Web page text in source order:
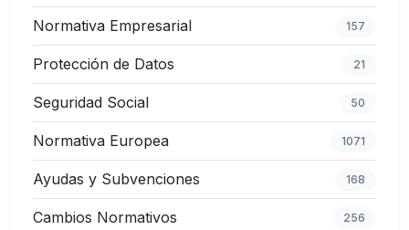
Normativa Empresarial 157
Protección de Datos 21
Seguridad Social 50
Normativa Europea 1071
Ayudas y Subvenciones 168
Cambios Normativos 256